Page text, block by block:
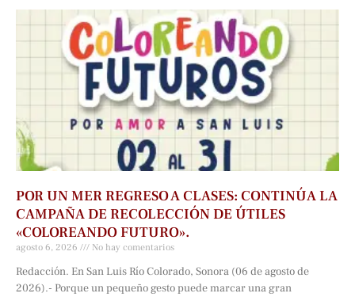
POR UN MER REGRESO A CLASES: CONTINÚA LA
CAMPAÑA DE RECOLECCIÓN DE ÚTILES
«COLOREANDO FUTURO».
agosto 6, 2026 No hay comentarios
Redacción. En San Luis Río Colorado, Sonora (06 de agosto de
2026).- Porque un pequeño gesto puede marcar una gran